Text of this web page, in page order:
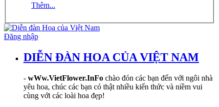
Thêm...
Đăng nhập
DIỄN ĐÀN HOA CỦA VIỆT NAM
- wWw.VietFlower.InFo chào đón các bạn đến với ngôi nhà
yêu hoa, chúc các bạn có thật nhiều kiến thức và niềm vui
cùng với các loài hoa đẹp!